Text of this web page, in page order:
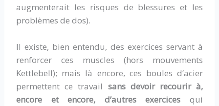
augmenterait les risques de blessures et les
problèmes de dos).
Il existe, bien entendu, des exercices servant à
renforcer ces muscles (hors mouvements
Kettlebell); mais là encore, ces boules d’acier
permettent ce travail sans devoir recourir à,
encore et encore, d’autres exercices qui